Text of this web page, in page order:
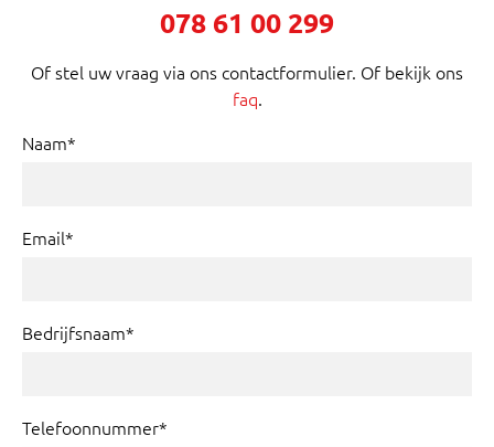
078 61 00 299
Of stel uw vraag via ons contactformulier. Of bekijk ons
faq.
Naam*
Email*
Bedrijfsnaam*
Telefoonnummer*